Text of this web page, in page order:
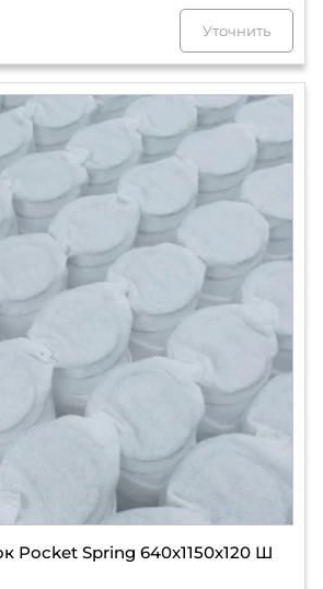
Уточнить
Pocket Spring 640х1150х120 Ш